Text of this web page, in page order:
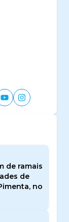
de ramais
de
no